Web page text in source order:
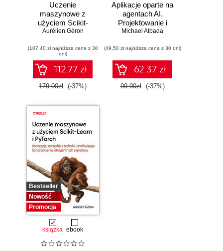
Uczenie
maszynowe z
użyciem Scikit-
Learn, Keras i
Wydanie III
Aurélien Géron
(107,40 zł najniższa cena z 30
dni)
112.77 zł
179.00zł (-37%)
Aplikacje oparte na
agentach AI.
Projektowanie i
wdrażanie
wieloagentowych
Michael Albada
(49,50 zł najniższa cena z 30 dni)
62.37 zł
99.00zł (-37%)
Bestseller
Nowość
Promocja
książka ebook